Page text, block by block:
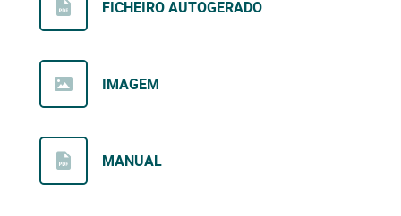
FICHEIRO AUTOGERADO
IMAGEM
MANUAL